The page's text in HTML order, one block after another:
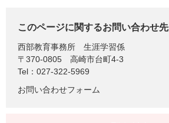
このページに関するお問い合わせ先
西部教育事務所
生涯学習係
〒370-0805
高崎市台町4-3
Tel：027-322-5969
お問い合わせフォーム